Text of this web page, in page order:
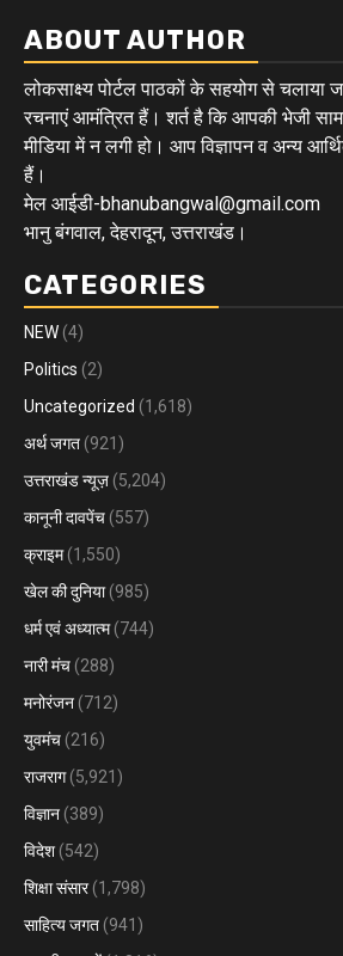
ABOUT AUTHOR
लोकसाक्ष्य पोर्टल पाठकों के सहयोग से चलाया
रचनाएं आमंत्रित हैं। शर्त है कि आपकी भेजी
मीडिया में न लगी हो। आप विज्ञापन व अन्य
हैं।
मेल आईडी-bhanubangwal@gmail.com
भानु बंगवाल, देहरादून, उत्तराखंड।
CATEGORIES
NEW (4)
Politics (2)
Uncategorized (1,618)
अर्थ जगत (921)
उत्तराखंड न्यूज़ (5,204)
कानूनी दावपेंच (557)
क्राइम(1,550)
खेल की दुनिया(985)
धर्म एवं अध्यात्म(744)
नारी मंच (288)
मनोरंजन (712)
युवमंच (216)
राजराग(5,921)
विज्ञान (389)
विदेश (542)
शिक्षा संसार(1,798)
साहित्य जगत (941)